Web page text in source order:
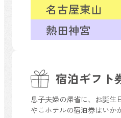
宿泊ギフト
息子夫婦の帰省に、お誕生
やこホテルの宿泊券はいか
熱田神宮
名古屋東山